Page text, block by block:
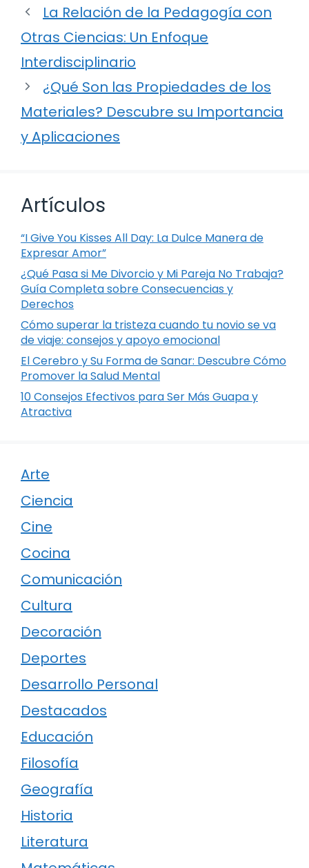
La Relación de la Pedagogía con
Otras Ciencias: Un Enfoque
Interdisciplinario
¿Qué Son las Propiedades de los
Materiales? Descubre su Importancia
y Aplicaciones
Artículos
“I Give You Kisses All Day: La Dulce Manera de
Expresar Amor”
¿Qué Pasa si Me Divorcio y Mi Pareja No Trabaja?
Guía Completa sobre Consecuencias y
Derechos
Cómo superar la tristeza cuando tu novio se va
de viaje: consejos y apoyo emocional
El Cerebro y Su Forma de Sanar: Descubre Cómo
Promover la Salud Mental
10 Consejos Efectivos para Ser Más Guapa y
Atractiva
Arte
Ciencia
Cine
Cocina
Comunicación
Cultura
Decoración
Deportes
Desarrollo Personal
Destacados
Educación
Filosofía
Geografía
Historia
Literatura